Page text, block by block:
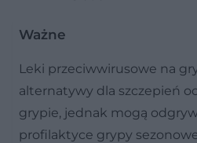
Ważne
Leki przeciwwirusowe na
alternatywy dla szczepień
grypie, jednak mogą
profilaktyce grypy